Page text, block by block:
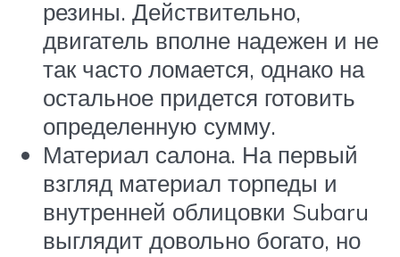
резины. Действительно,
двигатель вполне надежен и не
так часто ломается, однако на
остальное придется готовить
определенную сумму.
Материал салона. На первый
взгляд материал торпеды и
внутренней облицовки Subaru
выглядит довольно богато, но